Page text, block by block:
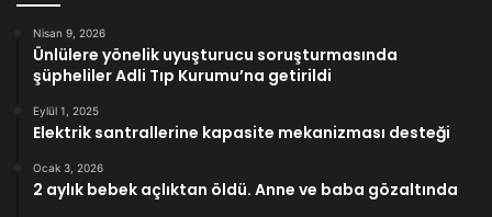
Nisan 9, 2026
Ünlülere yönelik uyuşturucu soruşturmasında
şüpheliler Adli Tıp Kurumu’na getirildi
Eylül 1, 2025
Elektrik santrallerine kapasite mekanizması desteği
Ocak 3, 2026
2 aylık bebek açlıktan öldü. Anne ve baba gözaltında